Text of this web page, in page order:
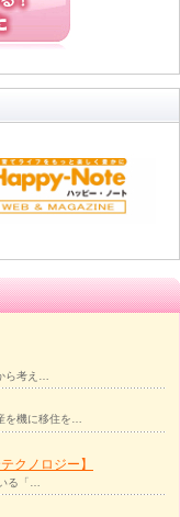
ら考え…
を機に移住を…
クノロジー】
る「…